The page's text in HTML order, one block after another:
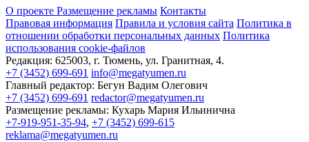
О проекте Размещение рекламы Контакты
Правовая информация Правила и условия сайта Политика в
отношении обработки персональных данных Политика
использования cookie-файлов
Редакция: 625003, г. Тюмень, ул. Гранитная, 4.
+7 (3452) 699-691 info@megatyumen.ru
Главный редактор: Бегун Вадим Олегович
+7 (3452) 699-691 redactor@megatyumen.ru
Размещение рекламы: Кухарь Мария Ильинична
+7-919-951-35-94, +7 (3452) 699-615
reklama@megatyumen.ru